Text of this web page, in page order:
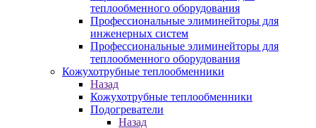
теплообменного оборудования
Профессиональные элиминейторы для
инженерных систем
Профессиональные элиминейторы для
теплообменного оборудования
Кожухотрубные теплообменники
Назад
Кожухотрубные теплообменники
Подогреватели
Назад